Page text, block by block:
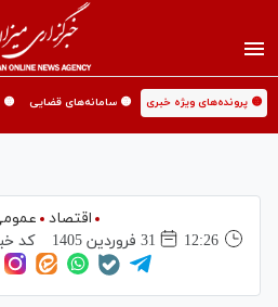
🟡 پرونده‌های ویژه خبری 🟡 سامانه‌های قضایی 🟡
اقتصاد
12:26
31 فروردين 1405 کد